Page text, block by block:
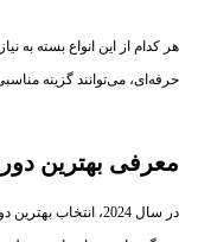
هر کدام از این انواع بسته به
حرفه‌ای، می‌توانند گزینه
معرفی بهترین
در سال 2024،